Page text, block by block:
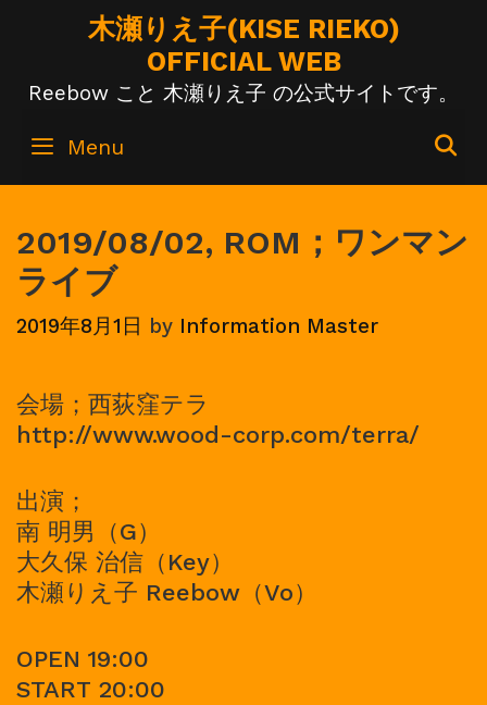
木瀬りえ子(KISE RIEKO)
OFFICIAL WEB
Reebow こと 木瀬りえ子 の公式サイトです。
Menu
2019/08/02, ROM；ワンマン
ライブ
2019年8月1日 by Information Master
会場；西荻窪テラ
http://www.wood-corp.com/terra/
出演；
南 明男（G）
大久保 治信（Key）
木瀬りえ子 Reebow（Vo）
OPEN 19:00
START 20:00